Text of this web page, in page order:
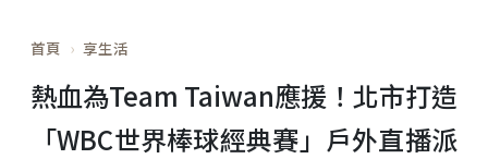
首頁 享生活
熱血為Team Taiwan應援！北市打造
「WBC世界棒球經典賽」戶外直播派